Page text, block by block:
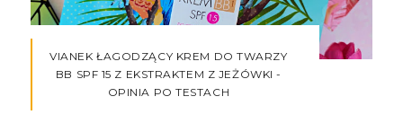
VIANEK ŁAGODZĄCY KREM DO TWARZY
BB SPF 15 Z EKSTRAKTEM Z JEŻÓWKI -
OPINIA PO TESTACH